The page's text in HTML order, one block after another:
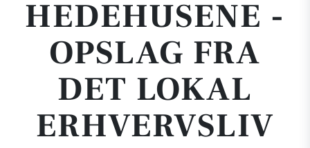
HEDEHUSENE -
OPSLAG FRA
DET LOKAL
ERHVERVSLIV